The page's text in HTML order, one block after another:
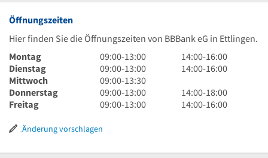
Öffnungszeiten
Hier finden Sie die Öffnungszeiten von BBBank eG in Ettlingen.
Montag
9
Uhr
bis
13
Uhr
09:00-13:00
14
Uhr
16
Uhr
14:00-16:00
Dienstag
9
Uhr
bis
13
09:00-13:00
14
bis
16
14:00-16:00
Mittwoch
9
Uhr
bis
Uhr
09:00-13:30
Donnerstag
9
Uhr
13
09:00-13:00
14
Uhr
14:00-18:00
Freitag
9
bis
Uhr
09:00-13:00
14
Uhr
14:00-16:00
Änderung vorschlagen